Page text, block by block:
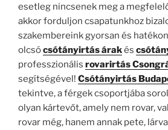
esetleg nincsenek meg a
akkor forduljon csapatunkhoz
szakembereink gyorsan és
olcsócsótányirtás árakés
professzionális rovarirtás
segítségével! Csótányirtás
tekintve, a férgek csoportjába
olyan kártevőt, amely nem rovar,
rovar még, hanem annak pete,